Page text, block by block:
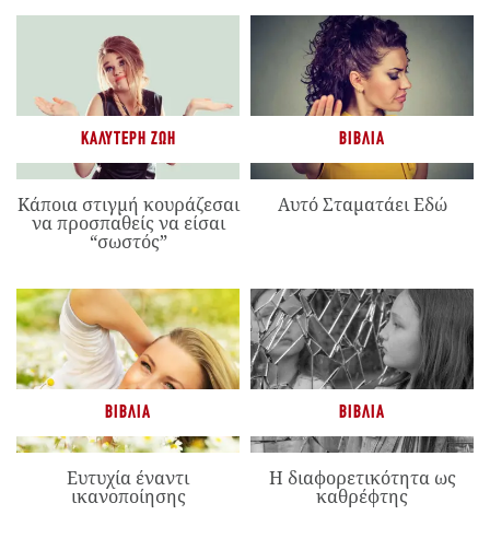
ΚΑΛΎΤΕΡΗ ΖΩΉ
Κάποια στιγμή κουράζεσαι
να προσπαθείς να είσαι
“σωστός”
ΒΙΒΛΊΑ
Αυτό Σταματάει Εδώ
ΒΙΒΛΊΑ
Ευτυχία έναντι
ικανοποίησης
ΒΙΒΛΊΑ
Η διαφορετικότητα ως
καθρέφτης